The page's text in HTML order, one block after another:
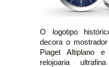
O logotipo
decora o
Piaget Altiplano
relojoaria